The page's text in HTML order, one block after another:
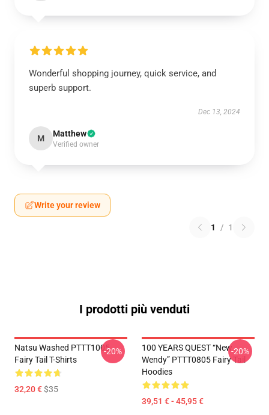
Wonderful shopping journey, quick service, and
superb support.
Dec 13, 2024
M Matthew
Verified owner
Write your review
1 / 1
I prodotti più venduti
Natsu Washed PTTT1005
Fairy Tail T-Shirts
32,20 €$35
-20%
100 YEARS QUEST “New
Wendy” PTTT0805 Fairy Tail
Hoodies
39,51 € - 45,95 €
-20%